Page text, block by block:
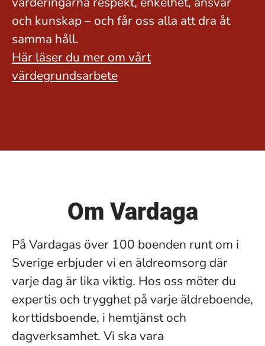
och kunskap – och får oss alla att dra åt
samma håll.
Här läser du mer om vårt
värdegrundsarbete
Om Vardaga
På Vardagas över 100 boenden runt om i
Sverige erbjuder vi en äldreomsorg där
varje dag är lika viktig. Hos oss möter du
expertis och trygghet på varje äldreboende,
korttidsboende, i hemtjänst och
dagverksamhet. Vi ska vara